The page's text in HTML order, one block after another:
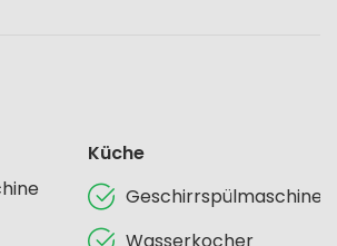
Küche
Geschirrspülmaschine